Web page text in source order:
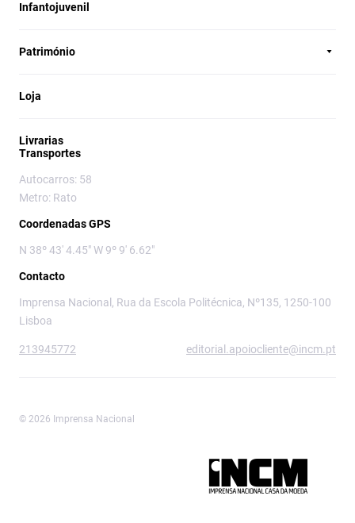
Infantojuvenil
Património
Loja
Livrarias
Transportes
Autocarros: 58
Metro: Rato
Coordenadas GPS
N 38º 43' 4.45" W 9º 9' 6.62"
Contacto
Imprensa Nacional, Rua da Escola Politécnica, Nº135, 1250-100
Lisboa
213945772 editorial.apoiocliente@incm.pt
© 2026 Imprensa Nacional